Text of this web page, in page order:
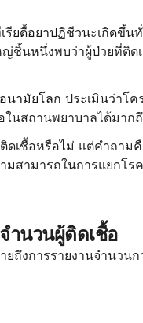
รียดื้อยาปฏิชีวนะเกิดขึ้น
ชิ้นหนึ่งพบว่าผู้ป่วยที่ติด
นามัยโลก ประเมินว่าโค
นสถานพยาบาลได้มาก
เชื้อหรือไม่ แต่คำถาม
มสามารถในการแยกโร
ำนวนผู้ติดเชื้อ
ยถึงการรายงานจำนวน